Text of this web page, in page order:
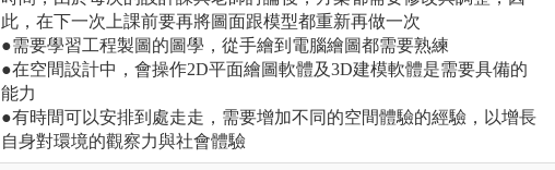
此，在下一次上課前要再將圖面跟模型都重新再做一次
●需要學習工程製圖的圖學，從手繪到電腦繪圖都需要熟練
●在空間設計中，會操作2D平面繪圖軟體及3D建模軟體是需要具備的
能力
●有時間可以安排到處走走，需要增加不同的空間體驗的經驗，以增長
自身對環境的觀察力與社會體驗